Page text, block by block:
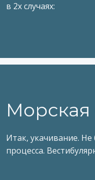
в 2х случаях:
Морская
Итак, укачивание. Не
процесса.